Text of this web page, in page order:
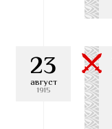
23
август
1915